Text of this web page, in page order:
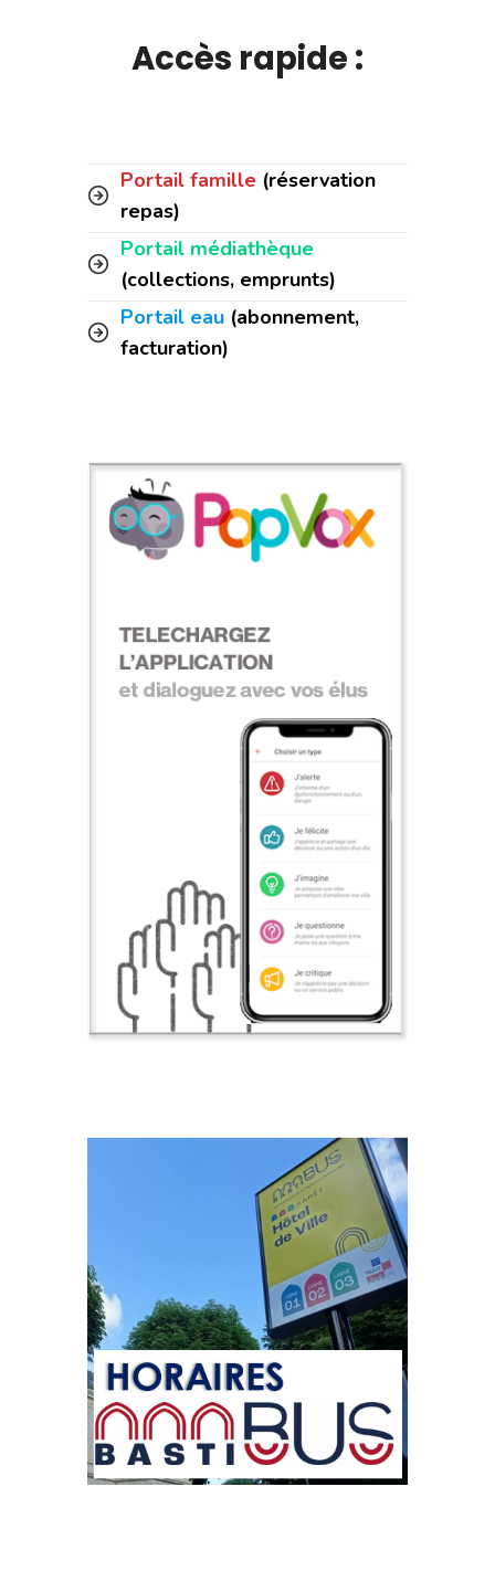
Accès rapide :
Portail famille (réservation
repas)
Portail médiathèque
(collections, emprunts)
Portail eau (abonnement,
facturation)